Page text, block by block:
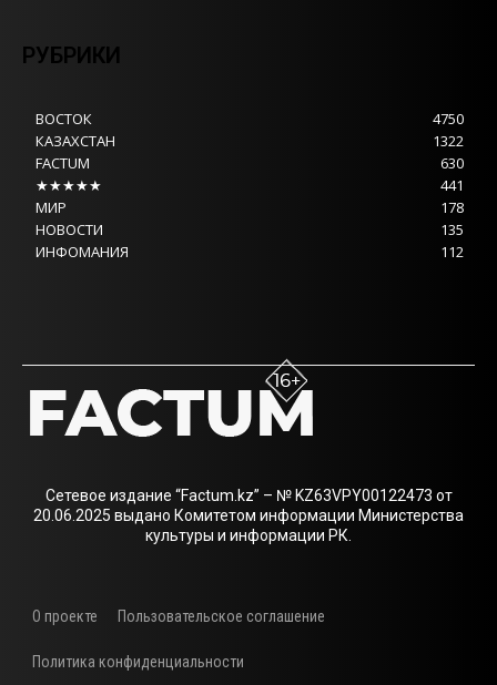
РУБРИКИ
ВОСТОК
4750
КАЗАХСТАН
1322
FACTUM
630
★★★★★
441
МИР
178
НОВОСТИ
135
ИНФОМАНИЯ
112
Сетевое издание “Factum.kz” – № KZ63VPY00122473 от
20.06.2025 выдано Комитетом информации Министерства
культуры и информации РК.
О проекте Пользовательское соглашение
Политика конфиденциальности